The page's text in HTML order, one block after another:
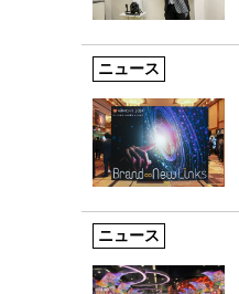
ニュース
ニュース